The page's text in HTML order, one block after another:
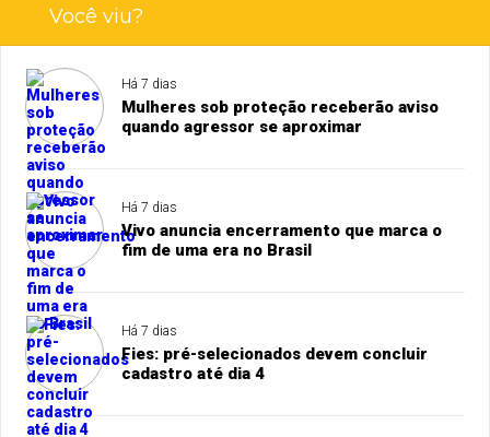
Você viu?
Há 7 dias
Mulheres sob proteção receberão aviso
quando agressor se aproximar
Há 7 dias
Vivo anuncia encerramento que marca o
fim de uma era no Brasil
Há 7 dias
Fies: pré-selecionados devem concluir
cadastro até dia 4